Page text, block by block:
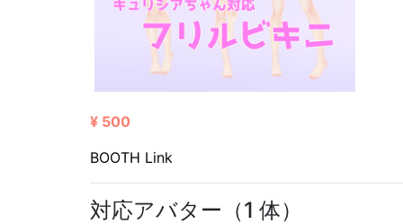
¥ 500
BOOTH Link
対応アバター（1 体）